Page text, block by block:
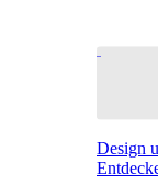
Design